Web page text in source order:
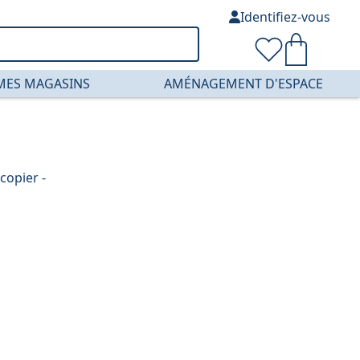
MAGASINS AMÉNAGEMENT D'ESPACE
Identifiez-vous
-